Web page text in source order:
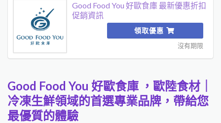
Good Food You 好歐食庫 最新優惠折扣
促銷資訊
領取優惠
沒有期限
Good Food You 好歐食庫 ，歐陸食材｜
冷凍生鮮領域的首選專業品牌，帶給您
最優質的體驗